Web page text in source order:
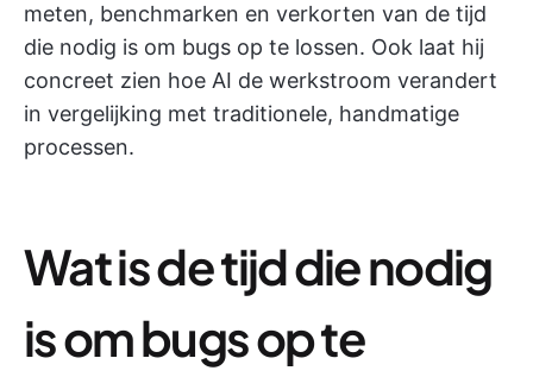
meten, benchmarken en verkorten van de tijd
die nodig is om bugs op te lossen. Ook laat hij
concreet zien hoe AI de werkstroom verandert
in vergelijking met traditionele, handmatige
processen.
Wat is de tijd die nodig
is om bugs op te